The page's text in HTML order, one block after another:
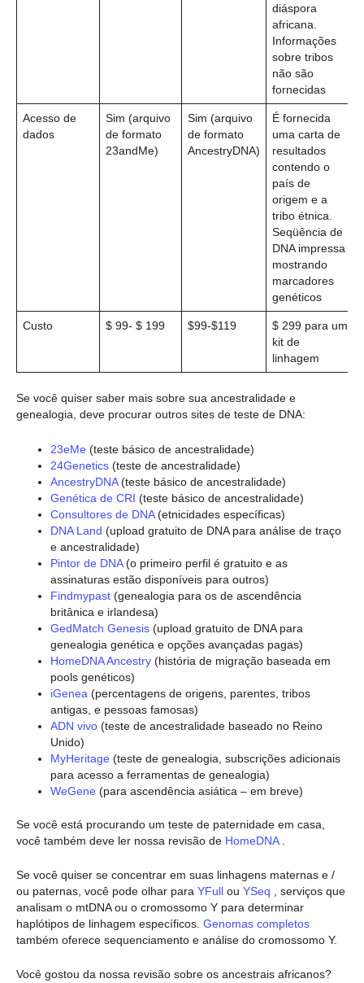
diáspora
africana.
Informações
sobre tribos
não são
fornecidas
Acesso de
dados
Sim (arquivo
de formato
23andMe)
Sim (arquivo
de formato
AncestryDNA)
É fornecida
uma carta de
resultados
contendo o
país de
origem e a
tribo étnica.
Seqüência de
DNA impressa
mostrando
marcadores
genéticos
Custo $ 99- $ 199 $99-$119
$ 299 para um
kit de
linhagem
Se você quiser saber mais sobre sua ancestralidade e
genealogia, deve procurar outros sites de teste de DNA:
23eMe (teste básico de ancestralidade)
24Genetics (teste de ancestralidade)
AncestryDNA(teste básico de ancestralidade)
Genética de CRI (teste básico de ancestralidade)
Consultores de DNA(etnicidades específicas)
DNA Land (upload gratuito de DNA para análise de traço
e ancestralidade)
Pintor de DNA(o primeiro perfil é gratuito e as
assinaturas estão disponíveis para outros)
Findmypast (genealogia para os de ascendência
britânica e irlandesa)
GedMatch Genesis (upload gratuito de DNA para
genealogia genética e opções avançadas pagas)
HomeDNA Ancestry (história de migração baseada em
pools genéticos)
iGenea (percentagens de origens, parentes, tribos
antigas, e pessoas famosas)
ADN vivo (teste de ancestralidade baseado no Reino
Unido)
MyHeritage (teste de genealogia, subscrições adicionais
para acesso a ferramentas de genealogia)
WeGene (para ascendência asiática – em breve)
Se você está procurando um teste de paternidade em casa,
você também deve ler nossa revisão de HomeDNA.
Se você quiser se concentrar em suas linhagens maternas e /
ou paternas, você pode olhar para YFull ou YSeq , serviços que
analisam o mtDNA ou o cromossomo Y para determinar
haplótipos de linhagem específicos. Genomas completos
também oferece sequenciamento e análise do cromossomo Y.
Você gostou da nossa revisão sobre os ancestrais africanos?